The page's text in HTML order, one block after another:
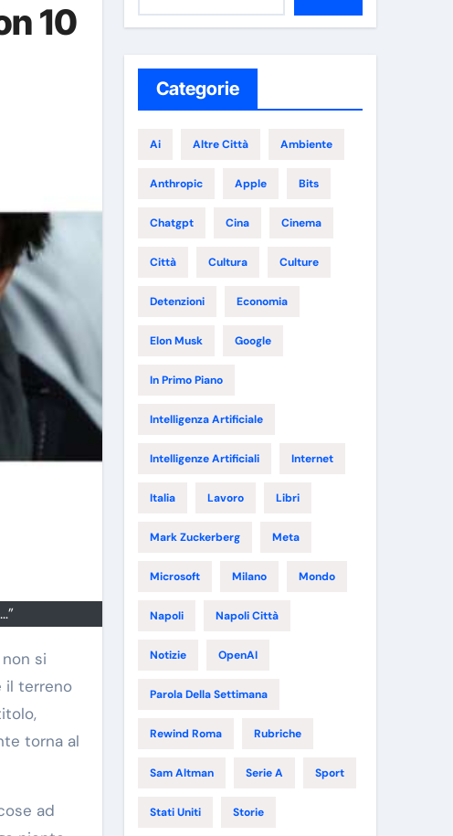
10
si
il terreno
torna al
ad
Categorie
Ai Altre Città Ambiente
Anthropic Apple Bits
Chatgpt Cina Cinema
Città Cultura Culture
Detenzioni Economia
Elon Musk Google
In Primo Piano
Intelligenza Artificiale
Intelligenze Artificiali Internet
Italia Lavoro Libri
Mark Zuckerberg Meta
Microsoft Milano Mondo
Napoli Napoli Città
Notizie OpenAI
Parola Della Settimana
Rewind Roma Rubriche
Sam Altman Serie A Sport
Stati Uniti Storie